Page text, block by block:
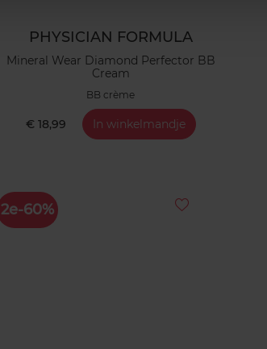
PHYSICIAN FORMULA
Mineral Wear Diamond Perfector BB
Cream
BB crème
€ 18,99 In winkelmandje
2e-60%